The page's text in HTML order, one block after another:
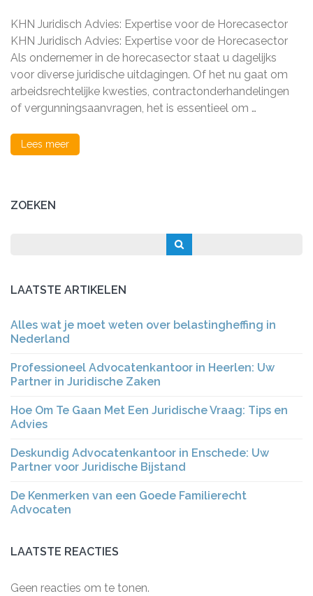
voor
de
Horecasector
van
KHN
KHN Juridisch Advies: Expertise voor de Horecasector
KHN Juridisch Advies: Expertise voor de Horecasector
Als ondernemer in de horecasector staat u dagelijks
voor diverse juridische uitdagingen. Of het nu gaat om
arbeidsrechtelijke kwesties, contractonderhandelingen
of vergunningsaanvragen, het is essentieel om …
Lees meer
ZOEKEN
LAATSTE ARTIKELEN
Alles wat je moet weten over belastingheffing in
Nederland
Professioneel Advocatenkantoor in Heerlen: Uw
Partner in Juridische Zaken
Hoe Om Te Gaan Met Een Juridische Vraag: Tips en
Advies
Deskundig Advocatenkantoor in Enschede: Uw
Partner voor Juridische Bijstand
De Kenmerken van een Goede Familierecht
Advocaten
LAATSTE REACTIES
Geen reacties om te tonen.